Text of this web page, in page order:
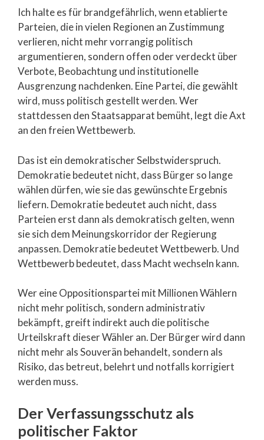
Ich halte es für brandgefährlich, wenn etablierte
Parteien, die in vielen Regionen an Zustimmung
verlieren, nicht mehr vorrangig politisch
argumentieren, sondern offen oder verdeckt über
Verbote, Beobachtung und institutionelle
Ausgrenzung nachdenken. Eine Partei, die gewählt
wird, muss politisch gestellt werden. Wer
stattdessen den Staatsapparat bemüht, legt die Axt
an den freien Wettbewerb.
Das ist ein demokratischer Selbstwiderspruch.
Demokratie bedeutet nicht, dass Bürger so lange
wählen dürfen, wie sie das gewünschte Ergebnis
liefern. Demokratie bedeutet auch nicht, dass
Parteien erst dann als demokratisch gelten, wenn
sie sich dem Meinungskorridor der Regierung
anpassen. Demokratie bedeutet Wettbewerb. Und
Wettbewerb bedeutet, dass Macht wechseln kann.
Wer eine Oppositionspartei mit Millionen Wählern
nicht mehr politisch, sondern administrativ
bekämpft, greift indirekt auch die politische
Urteilskraft dieser Wähler an. Der Bürger wird dann
nicht mehr als Souverän behandelt, sondern als
Risiko, das betreut, belehrt und notfalls korrigiert
werden muss.
Der Verfassungsschutz als
politischer Faktor